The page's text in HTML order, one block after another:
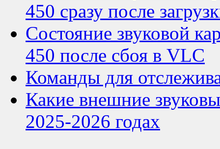
450 сразу после
Состояние звуковой
450 после сбоя в VLC
Команды для
Какие внешние
2025-2026 годах